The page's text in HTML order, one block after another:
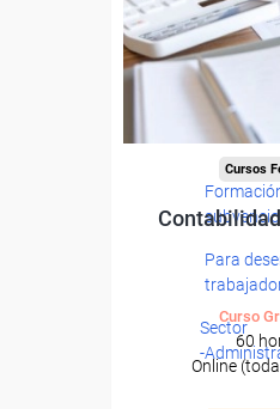
Para
Sector
-
Cursos
Curso
60
Online